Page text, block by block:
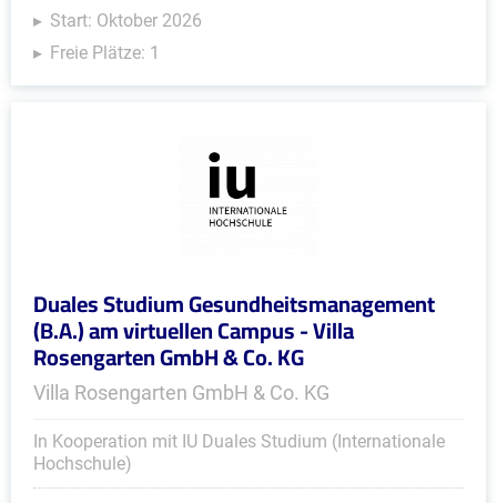
Start: Oktober 2026
Freie Plätze: 1
Duales Studium Gesundheitsmanagement
(B.A.) am virtuellen Campus - Villa
Rosengarten GmbH & Co. KG
Villa Rosengarten GmbH & Co. KG
In Kooperation mit IU Duales Studium (Internationale
Hochschule)